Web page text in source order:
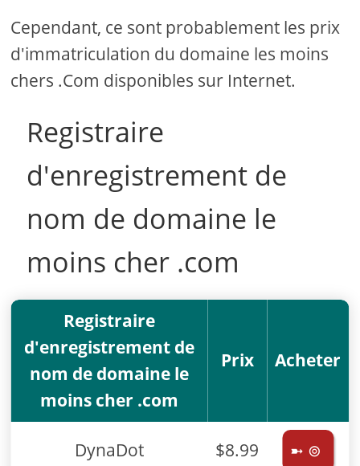
Cependant, ce sont probablement les prix
d'immatriculation du domaine les moins
chers .Com disponibles sur Internet.
Registraire
d'enregistrement de
nom de domaine le
moins cher .com
Registraire
d'enregistrement de
nom de domaine le
moins cher .com
Prix Acheter
DynaDot $8.99 ➼ ⊚